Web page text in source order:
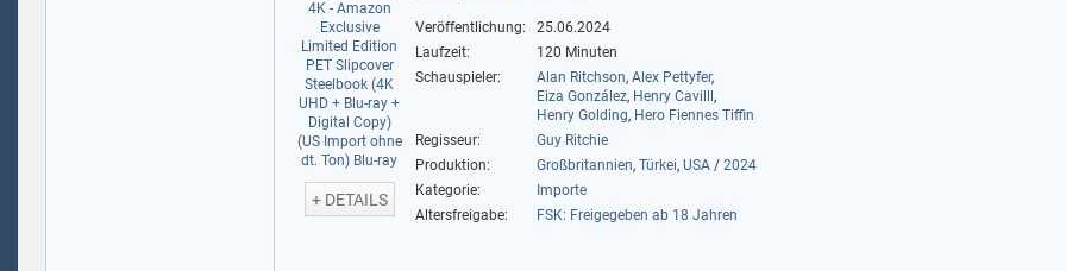
+ DETAILS
Veröffentlichung:
25.06.2024
Laufzeit:
120 Minuten
Schauspieler:
Alan Ritchson, Alex Pettyfer,
Eiza González, Henry Cavilll ,
Henry Golding, Hero Fiennes Tiffin
Regisseur:
Guy Ritchie
Produktion:
Großbritannien, Türkei, USA / 2024
Kategorie:
Importe
Altersfreigabe:
FSK: Freigegeben ab 18 Jahren